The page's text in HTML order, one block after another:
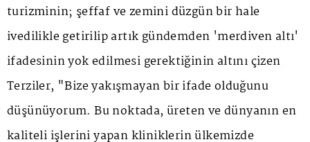
turizminin; şeffaf ve zemini düzgün bir hale
ivedilikle getirilip artık gündemden 'merdiven altı'
ifadesinin yok edilmesi gerektiğinin altını çizen
Terziler, "Bize yakışmayan bir ifade olduğunu
düşünüyorum. Bu noktada, üreten ve dünyanın en
kaliteli işlerini yapan kliniklerin ülkemizde